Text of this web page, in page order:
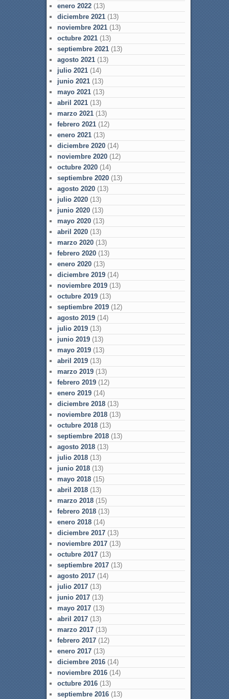
enero 2022(13)
diciembre 2021(13)
noviembre 2021(13)
octubre 2021(13)
septiembre 2021(13)
agosto 2021(13)
julio 2021(14)
junio 2021(13)
mayo 2021(13)
abril 2021(13)
marzo 2021(13)
febrero 2021(12)
enero 2021(13)
diciembre 2020(14)
noviembre 2020(12)
octubre 2020(14)
septiembre 2020(13)
agosto 2020(13)
julio 2020(13)
junio 2020(13)
mayo 2020(13)
abril 2020(13)
marzo 2020(13)
febrero 2020(13)
enero 2020(13)
diciembre 2019(14)
noviembre 2019(13)
octubre 2019(13)
septiembre 2019(12)
agosto 2019(14)
julio 2019(13)
junio 2019(13)
mayo 2019(13)
abril 2019(13)
marzo 2019(13)
febrero 2019(12)
enero 2019(14)
diciembre 2018(13)
noviembre 2018(13)
octubre 2018(13)
septiembre 2018(13)
agosto 2018(13)
julio 2018(13)
junio 2018(13)
mayo 2018(15)
abril 2018(13)
marzo 2018(15)
febrero 2018(13)
enero 2018(14)
diciembre 2017(13)
noviembre 2017(13)
octubre 2017(13)
septiembre 2017(13)
agosto 2017(14)
julio 2017(13)
junio 2017(13)
mayo 2017(13)
abril 2017(13)
marzo 2017(13)
febrero 2017(12)
enero 2017(13)
diciembre 2016(14)
noviembre 2016(14)
octubre 2016(13)
septiembre 2016(13)